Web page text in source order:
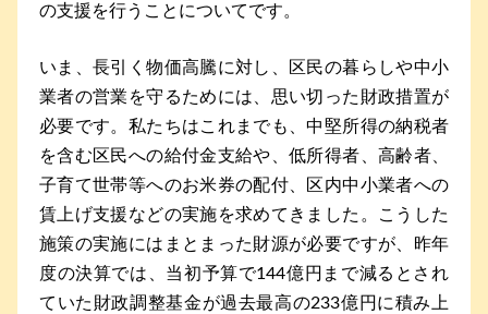
の支援を行うことについてです。
いま、長引く物価高騰に対し、区民の暮らしや中小
業者の営業を守るためには、思い切った財政措置が
必要です。私たちはこれまでも、中堅所得の納税者
を含む区民への給付金支給や、低所得者、高齢者、
子育て世帯等へのお米券の配付、区内中小業者への
賃上げ支援などの実施を求めてきました。こうした
施策の実施にはまとまった財源が必要ですが、昨年
度の決算では、当初予算で144億円まで減るとされ
ていた財政調整基金が過去最高の233億円に積み上